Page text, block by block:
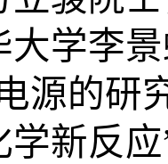
大学李
源的研
学新反